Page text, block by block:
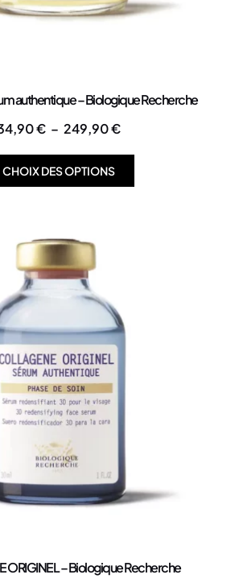
authentique – Biologique Recherche
€ – 249,90€
CHOIX DES OPTIONS
ORIGINEL – Biologique Recherche